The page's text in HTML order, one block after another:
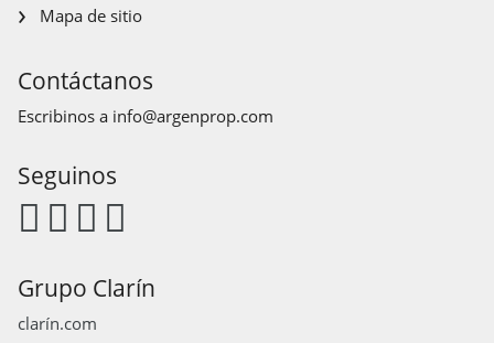
Mapa de sitio
Contáctanos
Escribinos a info@argenprop.com
Seguinos
Grupo Clarín
clarín.com